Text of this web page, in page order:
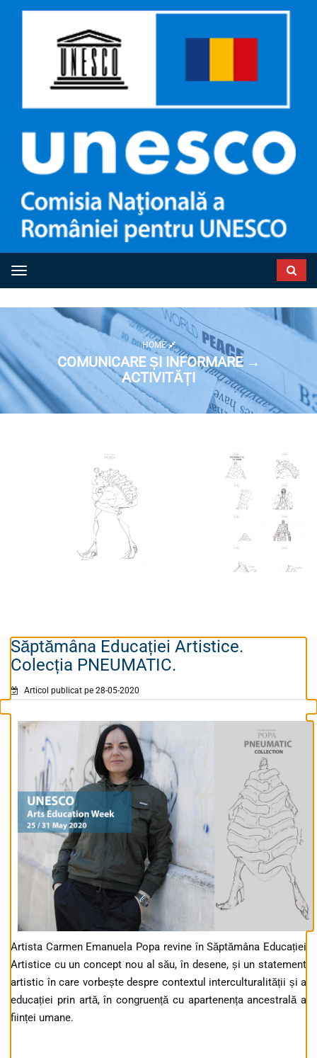
Toggle navigation
HOME
COMUNICARE ȘI INFORMARE →
ACTIVITĂȚI
Săptămâna Educației Artistice.
Colecția PNEUMATIC.
Articol publicat pe 28-05-2020
Artista Carmen Emanuela Popa revine în Săptămâna Educației
Artistice cu un concept nou al său, în desene, și un statement
artistic în care vorbește despre contextul interculturalității și a
educației prin artă, în congruență cu apartenența ancestrală a
ființei umane.